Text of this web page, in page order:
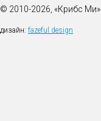
© 2010-2026, «Крибс Ми»
дизайн: fazeful design